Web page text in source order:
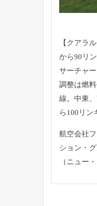
【クアラ
から90リン
サーチャ
調整は燃
線。中東
ら100リン
航空会社
ション・
（ニュー